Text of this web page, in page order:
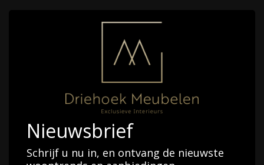
Nieuwsbrief
Schrijf u nu in, en ontvang de nieuwste